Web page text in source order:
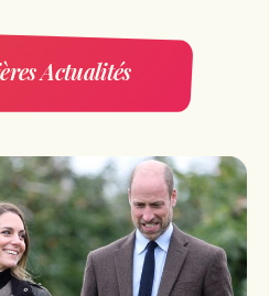
Actualités